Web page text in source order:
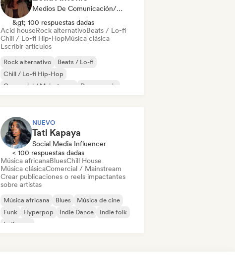
Medios De Comunicación/Periodista
&gt; 100 respuestas dadas
Acid houseRock alternativoBeats / Lo-fi
Chill / Lo-fi Hip-HopMúsica clásica
Escribir artículos
Rock alternativo
Beats / Lo-fi
Chill / Lo-fi Hip-Hop
Comercial / Mainstream
Dance music
NUEVO
Tati Kapaya
Social Media Influencer
< 100 respuestas dadas
Música africanaBluesChill House
Música clásicaComercial / Mainstream
Crear publicaciones o reels impactantes
sobre artistas
Música africana Blues
Música de cine
Funk
Hyperpop Indie Dance
Indie folk
Indie pop